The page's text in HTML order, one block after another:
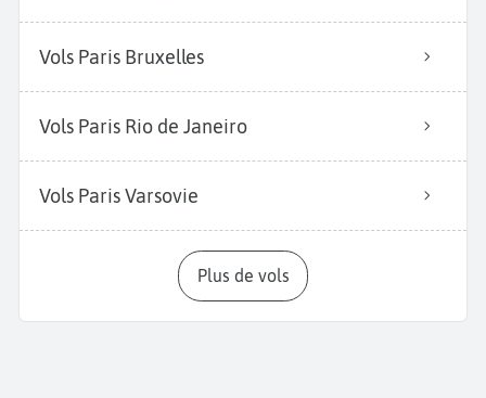
Vols Paris Bruxelles
Vols Paris Rio de Janeiro
Vols Paris Varsovie
Plus de vols